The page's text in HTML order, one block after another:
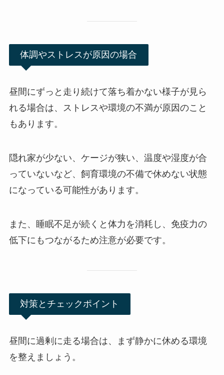
体調やストレスが原因の場合
昼間にずっと走り続けて落ち着かない様子が見ら
れる場合は、ストレスや環境の不満が原因のこと
もあります。
隠れ家が少ない、ケージが狭い、温度や湿度が合
っていないなど、飼育環境の不備で休めない状態
になっている可能性があります。
また、睡眠不足が続くと体力を消耗し、免疫力の
低下にもつながるため注意が必要です。
対策とチェックポイント
昼間に過剰に走る場合は、まず静かに休める環境
を整えましょう。